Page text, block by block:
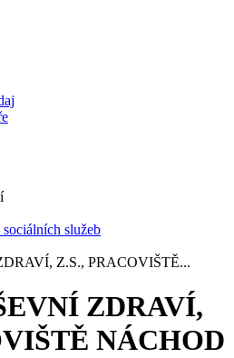
služeb
Z.S., PRACOVIŠTĚ...
ZDRAVÍ,
NÁCHOD